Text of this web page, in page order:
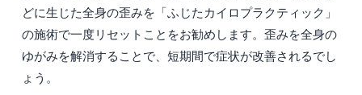
どに生じた全身の歪みを「ふじたカイロプラクティック」
の施術で一度リセットことをお勧めします。歪みを全身の
ゆがみを解消することで、短期間で症状が改善されるでし
ょう。